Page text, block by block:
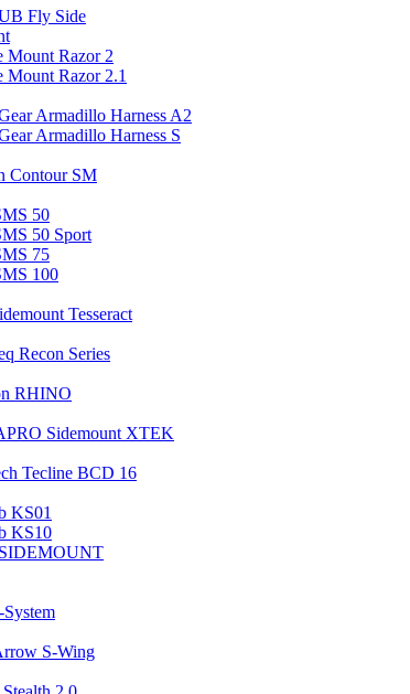
Fly Side
Mount Razor 2
Mount Razor 2.1
Armadillo Harness A2
Armadillo Harness S
Contour SM
50
50 Sport
75
100
Tesseract
Recon Series
RHINO
Sidemount XTEK
Tecline BCD 16
KS01
KS10
S-Wing